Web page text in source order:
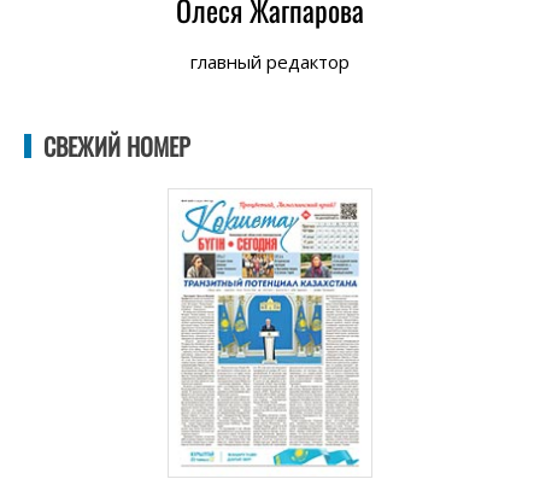
Олеся Жагпарова
главный редактор
СВЕЖИЙ НОМЕР